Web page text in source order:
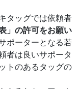
タッグでは依頼者
」の許可をお願い
ポーターとなる若
者は良いサポータ
トのあるタッグの